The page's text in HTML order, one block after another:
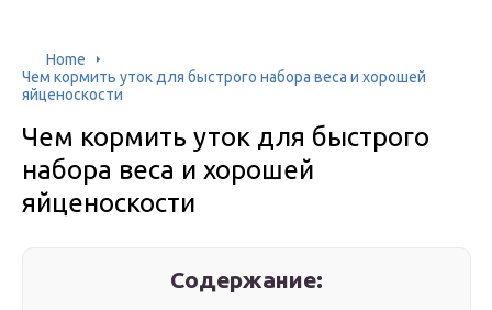
Home
Чем кормить уток для быстрого набора веса и хорошей
яйценоскости
Чем кормить уток для быстрого
набора веса и хорошей
яйценоскости
Содержание: